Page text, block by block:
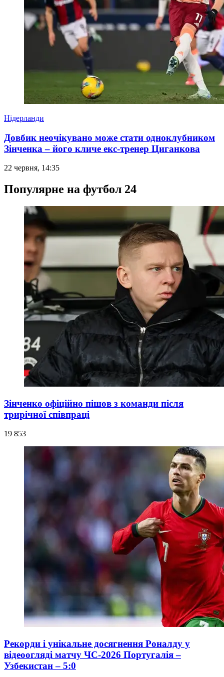
Нідерланди
Довбик неочікувано може стати одноклубником
Зінченка – його кличе екс-тренер Циганкова
22 червня, 14:35
Популярне на футбол 24
Зінченко офіційно пішов з команди після
трирічної співпраці
19 853
Рекорди і унікальне досягнення Роналду у
відеоогляді матчу ЧС-2026 Португалія –
Узбекистан – 5:0